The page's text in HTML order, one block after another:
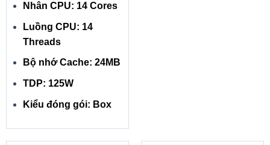
Nhân CPU: 14 Cores
Luồng CPU: 14
Threads
Bộ nhớ Cache: 24MB
TDP: 125W
Kiểu đóng gói: Box